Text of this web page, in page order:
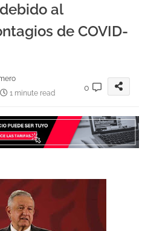
al
de COVID-
1 minute read
0